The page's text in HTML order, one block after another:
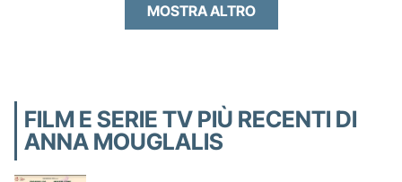
MOSTRA ALTRO
FILM E SERIE TV PIÙ RECENTI DI
ANNA MOUGLALIS